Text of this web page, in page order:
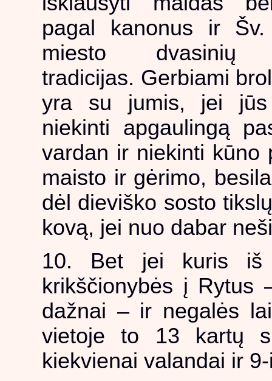
pagal kanonus ir Šv.
miesto dvasinių
tradicijas. Gerbiami
yra su jumis, jei jūs
niekinti apgaulingą
vardan ir niekinti kūno
maisto ir gėrimo,
dėl dieviško sosto
kovą, jei nuo dabar
10. Bet jei kuris iš
krikščionybės į Rytus
dažnai – ir negalės
vietoje to 13 kartų
kiekvienai valandai ir